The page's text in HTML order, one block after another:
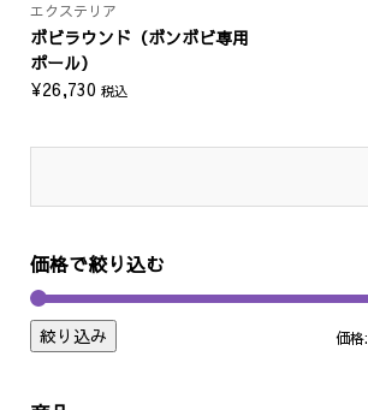
エクステリア
ボビラウンド（ボンボビ専用
ポール）
¥26,730 税込
価格で絞り込む
絞り込み 価格: